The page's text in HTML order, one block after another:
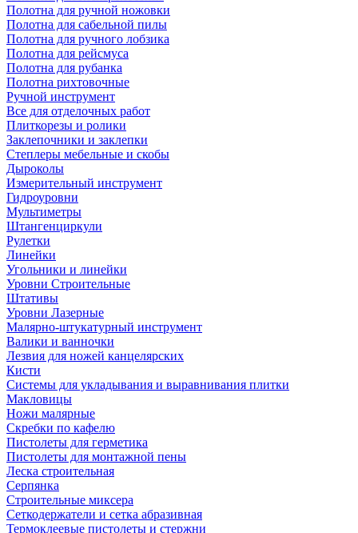
Полотна для ручной ножовки
Полотна для сабельной пилы
Полотна для ручного лобзика
Полотна для рейсмуса
Полотна для рубанка
Полотна рихтовочные
Ручной инструмент
Все для отделочных работ
Плиткорезы и ролики
Заклепочники и заклепки
Степлеры мебельные и скобы
Дыроколы
Измерительный инструмент
Гидроуровни
Мультиметры
Штангенциркули
Рулетки
Линейки
Угольники и линейки
Уровни Строительные
Штативы
Уровни Лазерные
Малярно-штукатурный инструмент
Валики и ванночки
Лезвия для ножей канцелярских
Кисти
Системы для укладывания и выравнивания плитки
Макловицы
Ножи малярные
Скребки по кафелю
Пистолеты для герметика
Пистолеты для монтажной пены
Леска строительная
Серпянка
Строительные миксера
Сеткодержатели и сетка абразивная
Термоклеевые пистолеты и стержни